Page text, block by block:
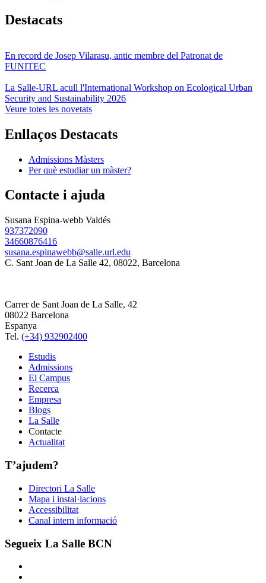
Destacats
En record de Josep Vilarasu, antic membre del Patronat de
FUNITEC
La Salle-URL acull l'International Workshop on Ecological Urban
Security and Sustainability 2026
Veure totes les novetats
Enllaços Destacats
Admissions Màsters
Per què estudiar un màster?
Contacte i ajuda
Susana Espina-webb Valdés
937372090
34660876416
susana.espinawebb@salle.url.edu
C. Sant Joan de La Salle 42, 08022, Barcelona
Carrer de Sant Joan de La Salle, 42
08022 Barcelona
Espanya
Tel. (+34) 932902400
Estudis
Admissions
El Campus
Recerca
Empresa
Blogs
La Salle
Contacte
Actualitat
T’ajudem?
Directori La Salle
Mapa i instal·lacions
Accessibilitat
Canal intern informació
Segueix La Salle BCN